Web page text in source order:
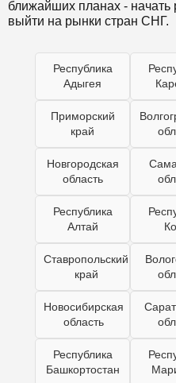
ближайших планах - начать
выйти на рынки стран СНГ.
Республика
Адыгея
Приморский
край
Новгородская
область
Республика
Алтай
Ставропольский
край
Новосибирская
область
Республика
Башкортостан